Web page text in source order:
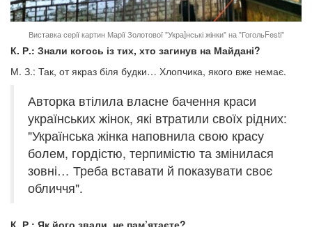
Виставка серії картин Марії Золотової "Укра]нські жінки" на "ГогольFestі"
К. Р.: Знали когось із тих, хто загинув на Майдані?
М. З.: Так, от якраз біля будки… Хлопчика, якого вже немає.
Авторка втілила власне бачення краси
українських жінок, які втратили своїх рідних:
"Українська жінка наповнила свою красу
болем, гордістю, терпимістю та змінилася
зовні… Треба вставати й показувати своє
обличчя".